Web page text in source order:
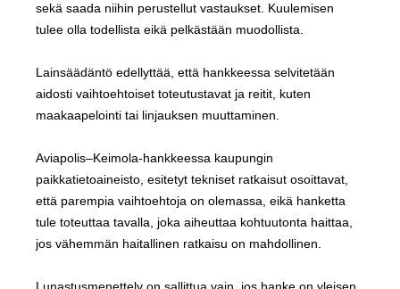
sekä saada niihin perustellut vastaukset. Kuulemisen
tulee olla todellista eikä pelkästään muodollista.
Lainsäädäntö edellyttää, että hankkeessa selvitetään
aidosti vaihtoehtoiset toteutustavat ja reitit, kuten
maakaapelointi tai linjauksen muuttaminen.
Aviapolis–Keimola-hankkeessa kaupungin
paikkatietoaineisto, esitetyt tekniset ratkaisut osoittavat,
että parempia vaihtoehtoja on olemassa, eikä hanketta
tule toteuttaa tavalla, joka aiheuttaa kohtuutonta haittaa,
jos vähemmän haitallinen ratkaisu on mahdollinen.